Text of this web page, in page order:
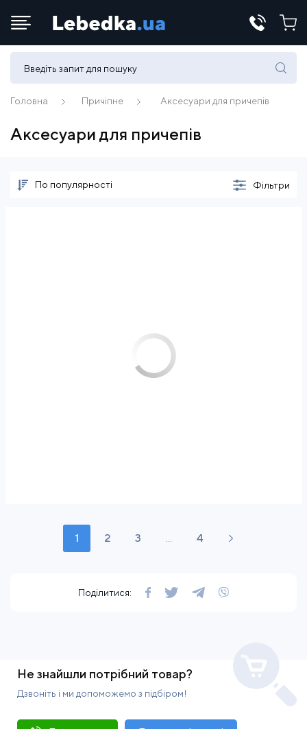
Телефони:
(067) 430 82-15
Головна Причіпне Аксесуари для причепів
Аксесуари для причепів
По популярності Фільтри
1 2 3 ... 4
Поділитися:
Не знайшли потрібний товар?
Дзвоніть і ми допоможемо з підбіром!